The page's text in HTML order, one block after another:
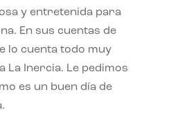
y entretenida para
En sus cuentas de
lo cuenta todo muy
La Inercia. Le pedimos
es un buen día de